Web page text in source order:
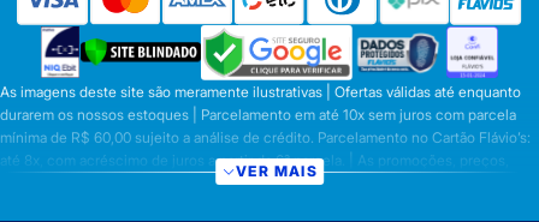
As imagens deste site são meramente ilustrativas | Ofertas válidas até enquanto
durarem os nossos estoques | Parcelamento em até 10x sem juros com parcela
mínima de R$ 60,00 sujeito a análise de crédito. Parcelamento no Cartão Flávio’s:
até 8x, com acréscimo de juros a partir da 6ª parcela. | As promoções, preços,
parcelamentos e condições de pagamento são válidas apenas para compras
VER MAIS